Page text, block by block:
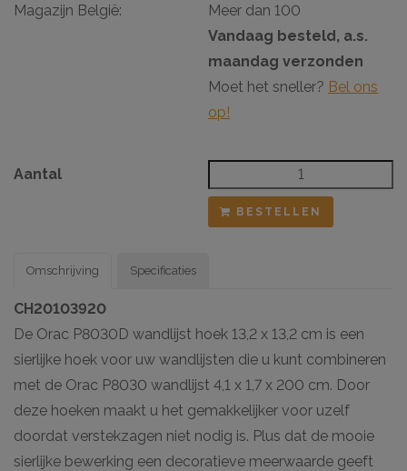
Magazijn België:
Meer dan 100
Vandaag besteld, a.s.
maandag verzonden
Moet het sneller? Bel ons
op!
Aantal
BESTELLEN
Omschrijving
CH20103920
De Orac P8030D wandlijst hoek 13,2 x 13,2 cm is een
sierlijke hoek voor uw wandlijsten die u kunt combineren
met de Orac P8030 wandlijst 4,1 x 1,7 x 200 cm. Door
deze hoeken maakt u het gemakkelijker voor uzelf
doordat verstekzagen niet nodig is. Plus dat de mooie
sierlijke bewerking een decoratieve meerwaarde geeft
Specificaties